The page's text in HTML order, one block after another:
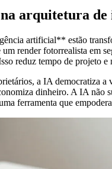
arquitetura de
artificial** estão
um render fotorrealista em
reduz tempo de projeto e
a IA democratiza
dinheiro. A IA não
ferramenta que